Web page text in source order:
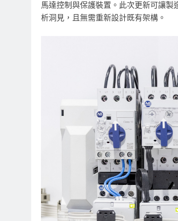
馬達控制與保護裝置。此次更新可讓
析洞見，且無需重新設計既有架構。